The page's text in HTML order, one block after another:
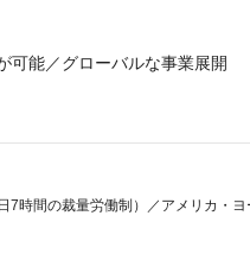
可能／グローバルな事業展開
時間の裁量労働制）／アメリカ・ヨ